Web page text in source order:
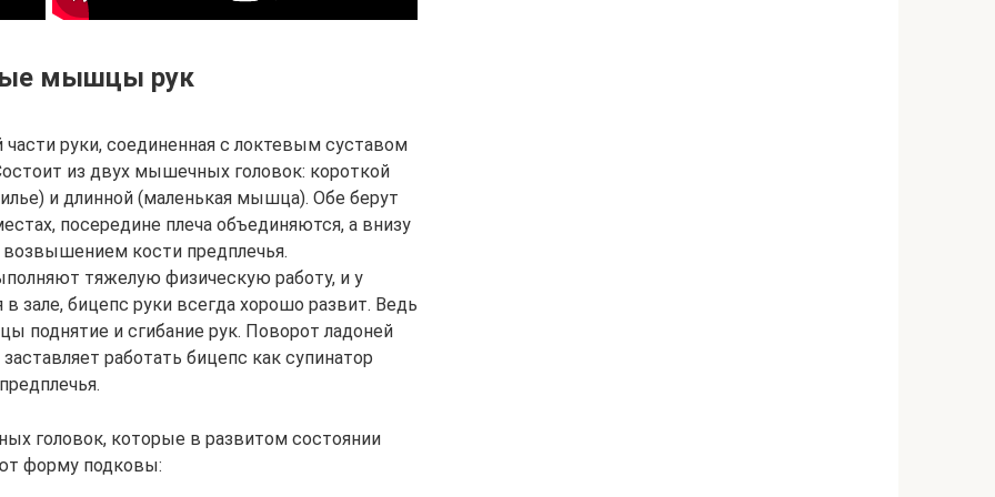
мышцы рук
руки, соединенная с локтевым суставом
из двух мышечных головок: короткой
и длинной (маленькая мышца). Обе берут
посередине плеча объединяются, а внизу
кости предплечья.
тяжелую физическую работу, и у
зале, бицепс руки всегда хорошо развит. Ведь
поднятие и сгибание рук. Поворот ладоней
работать бицепс как супинатор
головок, которые в развитом состоянии
форму подковы: